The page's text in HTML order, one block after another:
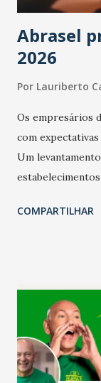
Abrasel
2026
Por Lauriberto
Os empresários
com
Um
relação ao
Salário para um
país tem a
Ainda segundo a
bares e
COMPARTILHAR